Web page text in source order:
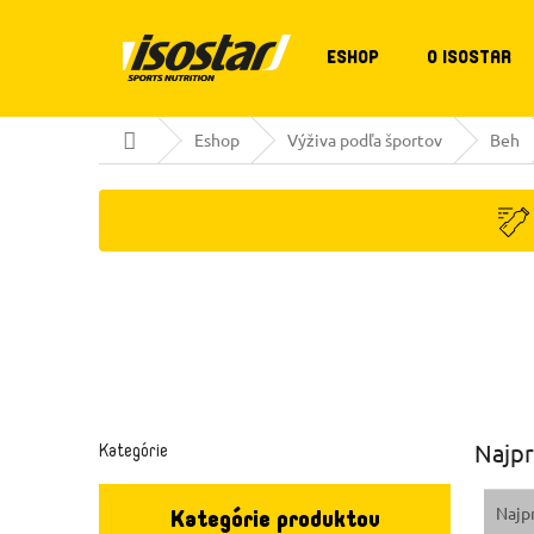
ESHOP O ISOSTAR
DomovEshop Výživa podľa športov Beh
o
č
kategórie
Kategórie
Kategórie produktov
R